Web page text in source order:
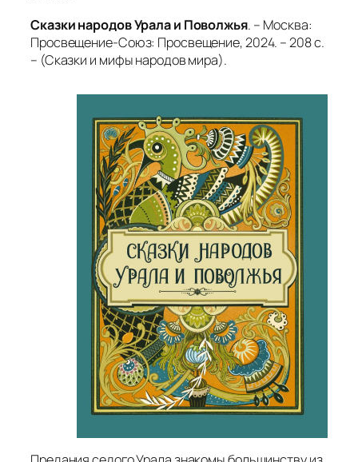
Сказки народов Урала и Поволжья. – Москва:
Просвещение-Союз: Просвещение, 2024. – 208 с.
– (Сказки и мифы народов мира).